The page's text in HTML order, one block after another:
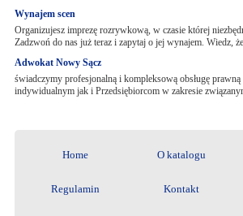
Wynajem scen
Organizujesz imprezę rozrywkową, w czasie której
Zadzwoń do nas już teraz i zapytaj o jej wynajem. Wiedz,
Adwokat Nowy Sącz
świadczymy profesjonalną i kompleksową obsługę
indywidualnym jak i Przedsiębiorcom w zakresie
Home O katalogu
Regulamin Kontakt